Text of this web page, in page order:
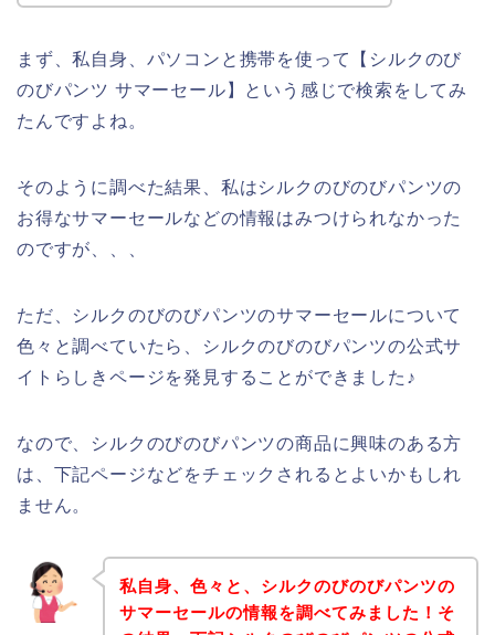
まず、私自身、パソコンと携帯を使って【シルクのび
のびパンツ サマーセール】という感じで検索をしてみ
たんですよね。
そのように調べた結果、私はシルクのびのびパンツの
お得なサマーセールなどの情報はみつけられなかった
のですが、、、
ただ、シルクのびのびパンツのサマーセールについて
色々と調べていたら、シルクのびのびパンツの公式サ
イトらしきページを発見することができました♪
なので、シルクのびのびパンツの商品に興味のある方
は、下記ページなどをチェックされるとよいかもしれ
ません。
私自身、色々と、シルクのびのびパンツの
サマーセールの情報を調べてみました！そ